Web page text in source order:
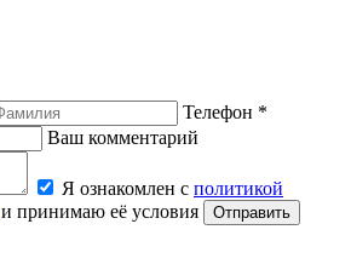
Телефон *
Ваш комментарий
Я ознакомлен с политикой
и принимаю её условия Отправить